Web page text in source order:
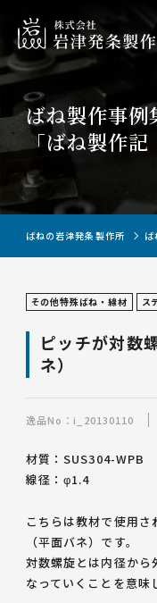
ばね製作事例
「ばね製作
ばねの岩津発条製作所 ば
その他特殊ばね・線材 ス
ピッチが対数
ネ）
逸品No：i_20130110
材質：SUS304-WPB
線径：φ1.4
こちらは教材で使用さ
（平面バネ） です。
対数螺旋とは内径から
なっていくことを意味